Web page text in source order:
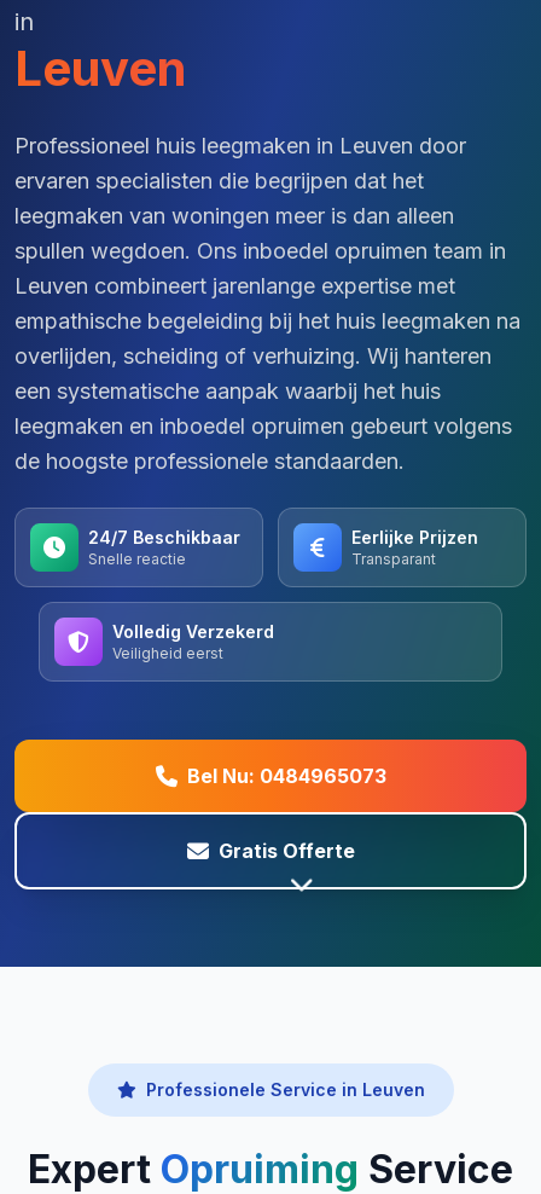
in
Leuven
Professioneel huis leegmaken in Leuven door
ervaren specialisten die begrijpen dat het
leegmaken van woningen meer is dan alleen
spullen wegdoen. Ons inboedel opruimen team in
Leuven combineert jarenlange expertise met
empathische begeleiding bij het huis leegmaken na
overlijden, scheiding of verhuizing. Wij hanteren
een systematische aanpak waarbij het huis
leegmaken en inboedel opruimen gebeurt volgens
de hoogste professionele standaarden.
24/7 Beschikbaar
Snelle reactie
Eerlijke Prijzen
Transparant
Volledig Verzekerd
Veiligheid eerst
Bel Nu: 0484965073
Gratis Offerte
Professionele Service in Leuven
Expert Opruiming Service